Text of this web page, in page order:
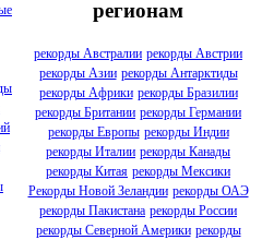
регионам
рекорды Австралии рекорды Австрии
рекорды Азии рекорды Антарктиды
рекорды Африки рекорды Бразилии
рекорды Британии рекорды Германии
рекорды Европы рекорды Индии
рекорды Италии рекорды Канады
рекорды Китая рекорды Мексики
Рекорды Новой Зеландии рекорды ОАЭ
рекорды Пакистана рекорды России
рекорды Северной Америки рекорды